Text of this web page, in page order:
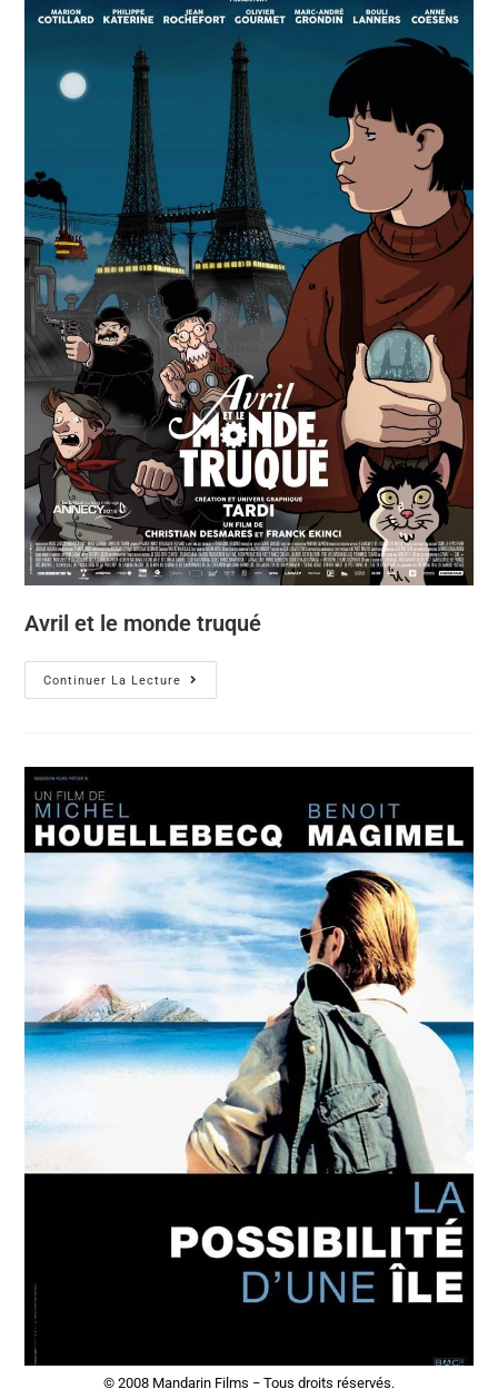
Avril et le monde truqué
Continuer La Lecture
© 2008 Mandarin Films − Tous droits réservés.